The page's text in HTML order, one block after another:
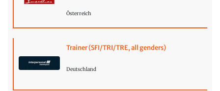
Österreich
Trainer (SFI/TRI/TRE, all genders)
Deutschland